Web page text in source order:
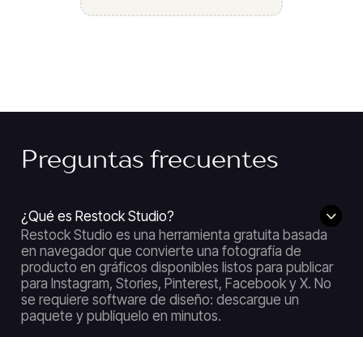
Preguntas frecuentes
¿Qué es Restock Studio?
Restock Studio es una herramienta gratuita basada
en navegador que convierte una fotografía de
producto en gráficos disponibles listos para publicar
para Instagram, Stories, Pinterest, Facebook y X. No
se requiere software de diseño: descargue un
paquete y publíquelo en minutos.